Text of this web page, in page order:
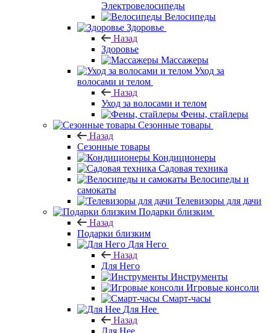
Электровелосипеды
Велосипеды
Здоровье
Назад
Здоровье
Массажеры
Уход за
волосами и телом
Назад
Уход за волосами и телом
Фены, стайлеры
Сезонные товары
Назад
Сезонные товары
Кондиционеры
Садовая техника
Велосипеды и
самокаты
Телевизоры для дачи
Подарки близким
Назад
Подарки близким
Для Него
Назад
Для Него
Инструменты
Игровые консоли
Смарт-часы
Для Нее
Назад
Для Нее